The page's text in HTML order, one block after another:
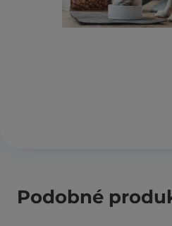
Podobné